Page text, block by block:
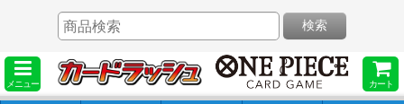
メニュー カート
検索